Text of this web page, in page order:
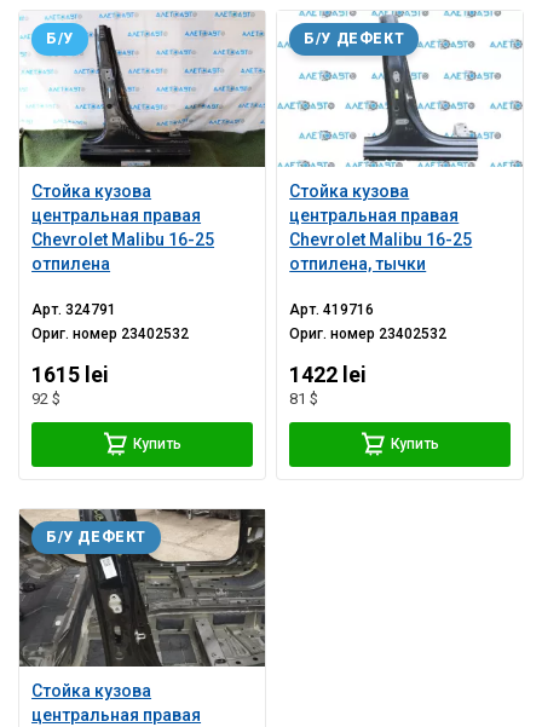
Стойка кузова
центральная правая
Chevrolet Malibu 16-25
отпилена
Б/У
Арт.324791
Ориг. номер 23402532
1615 lei
92 $
Купить
Стойка кузова
центральная правая
Chevrolet Malibu 16-25
отпилена, тычки
Б/У ДЕФЕКТ
Арт.419716
Ориг. номер 23402532
1422 lei
81 $
Купить
Стойка кузова
центральная правая
Б/У ДЕФЕКТ